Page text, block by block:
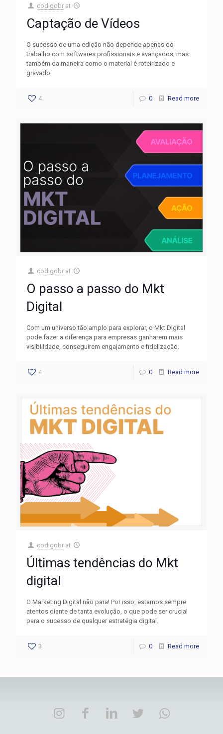
codigobr at
Captação de Vídeos
O sucesso de uma edição não depende apenas do
trabalho com softwares profissionais e avançados, mas
também da maneira como o material é roteirizado e
gravado
4 0 Read more
codigobr at
O passo a passo do Mkt
Digital
Com um universo tão amplo para explorar, o Mkt Digital
pode fazer a diferença para empresas ganharem mais
visibilidade, conseguirem engajamento e fidelização.
4 0 Read more
codigobr at
Últimas tendências do Mkt
digital
O Marketing Digital não para! Por isso, estamos sempre
atentos diante de tanta evolução, o que pode ser crucial
para o sucesso de qualquer estratégia digital.
3 0 Read more